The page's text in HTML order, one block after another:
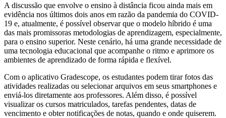
A discussão que envolve o ensino à distância ficou ainda mais em
evidência nos últimos dois anos em razão da pandemia do COVID-
19 e, atualmente, é possível observar que o modelo híbrido é uma
das mais promissoras metodologias de aprendizagem, especialmente,
para o ensino superior. Neste cenário, há uma grande necessidade de
uma tecnologia educacional que acompanhe o ritmo e aprimore os
ambientes de aprendizado de forma rápida e flexível.
Com o aplicativo Gradescope, os estudantes podem tirar fotos das
atividades realizadas ou selecionar arquivos em seus smartphones e
enviá-los diretamente aos professores. Além disso, é possível
visualizar os cursos matriculados, tarefas pendentes, datas de
vencimento e obter notificações de notas, quando e onde quiserem.